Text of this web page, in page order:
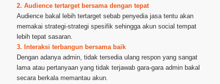
2. Audience tertarget bersama dengan tepat
Audience bakal lebih tertarget sebab penyedia jasa tentu akan
memakai strategi-strategi spesifik sehingga akun social tempat
lebih tepat sasaran.
3. Interaksi terbangun bersama baik
Dengan adanya admin, tidak tersedia ulang respon yang sangat
lama atau pertanyaan yang tidak terjawab gara-gara admin bakal
secara berkala memantau akun.